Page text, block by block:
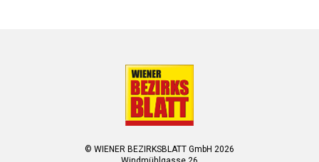
© WIENER BEZIRKSBLATT GmbH 2026